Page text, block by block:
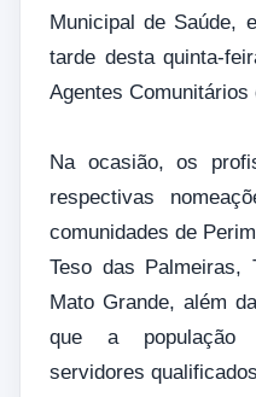
Municipal de Saúde,
tarde desta quinta-
Agentes Comunitários
Na ocasião, os
respectivas
comunidades de
Teso das Palmeiras,
Mato Grande, além
que a população
servidores